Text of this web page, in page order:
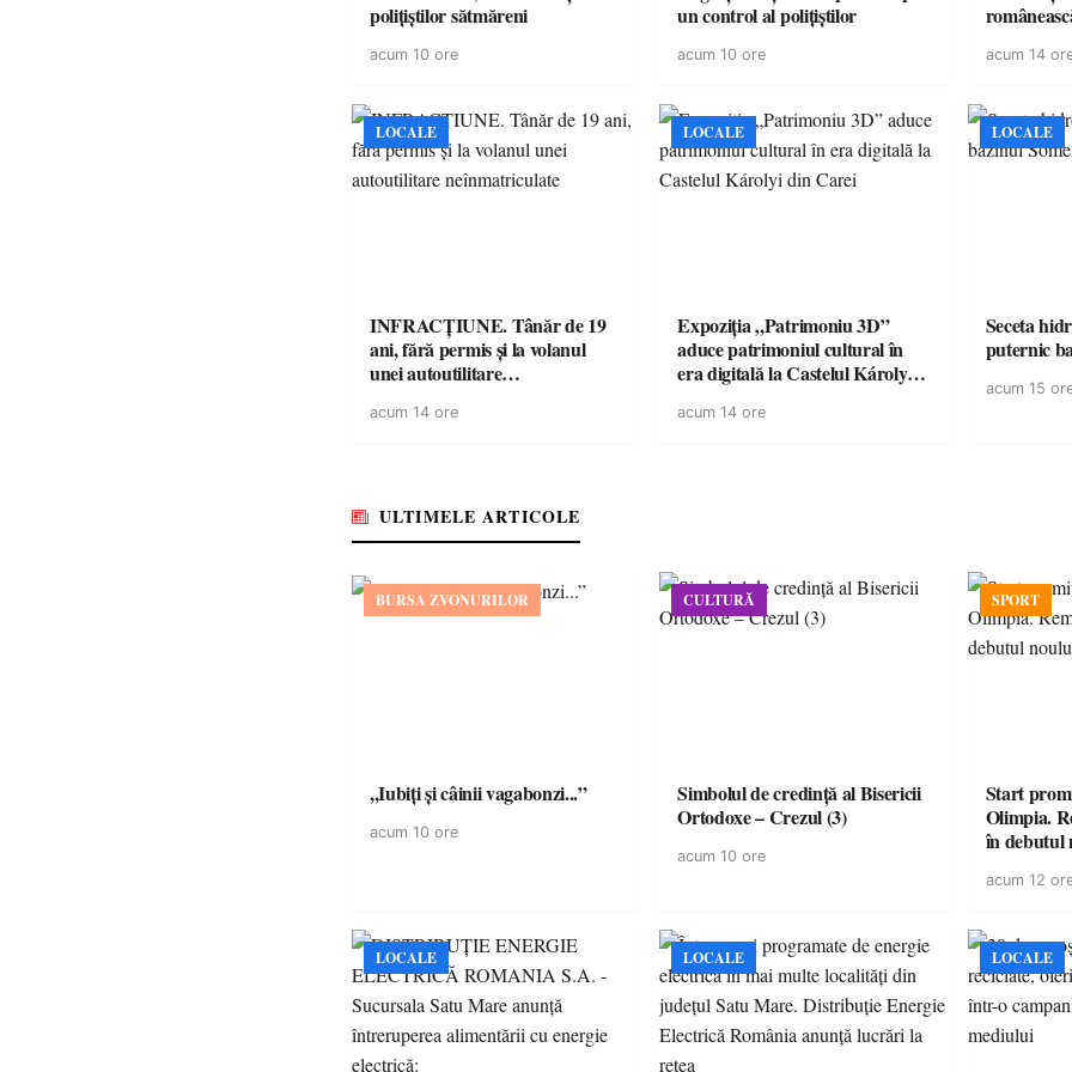
polițiștilor sătmăreni
acum 10 ore
un control al polițiștilor
acum 10 ore
României a
acum 14
LOCALE
INFRACȚIUNE. Tânăr de 19
ani, fără permis și la volanul
unei autoutilitare
acum 14 ore
LOCALE
Expoziția „Patrimoniu 3D”
aduce patrimoniul cultural în
era digitală la Castelul Károlyi
acum 14 ore
LOCALE
Seceta
puternic
acum 15
ULTIMELE ARTICOLE
BURSA ZVONURILOR
,,Iubiți și câinii vagabonzi...”
acum 10 ore
CULTURĂ
Simbolul de credinţă al Bisericii
Ortodoxe – Crezul (3)
acum 10 ore
SPORT
Start
Olimpia.
în debutul
acum 12
LOCALE LOCALE LOCALE